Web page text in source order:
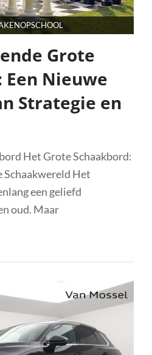
Grote
Een Nieuwe
Strategie en
Het Grote Schaakbord:
Schaakwereld Het
een geliefd
oud. Maar